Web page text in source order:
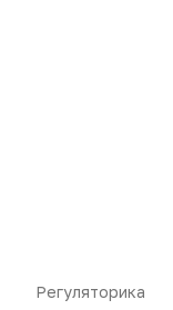
Аналитика
Регуляторика